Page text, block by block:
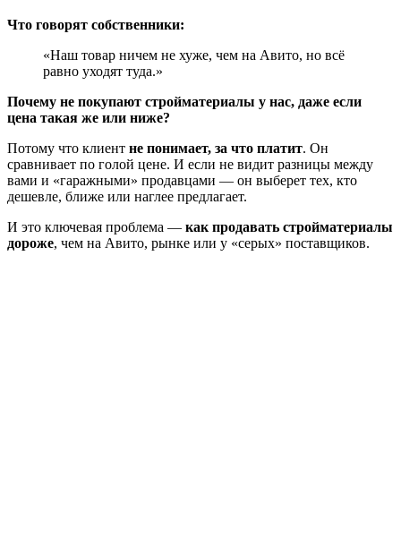
Что говорят собственники:
«Наш товар ничем не хуже, чем на Авито, но всё
равно уходят туда.»
Почему не покупают стройматериалы у нас, даже если
цена такая же или ниже?
Потому что клиент не понимает, за что платит. Он
сравнивает по голой цене. И если не видит разницы между
вами и «гаражными» продавцами — он выберет тех, кто
дешевле, ближе или наглее предлагает.
И это ключевая проблема — как продавать стройматериалы
дороже, чем на Авито, рынке или у «серых» поставщиков.